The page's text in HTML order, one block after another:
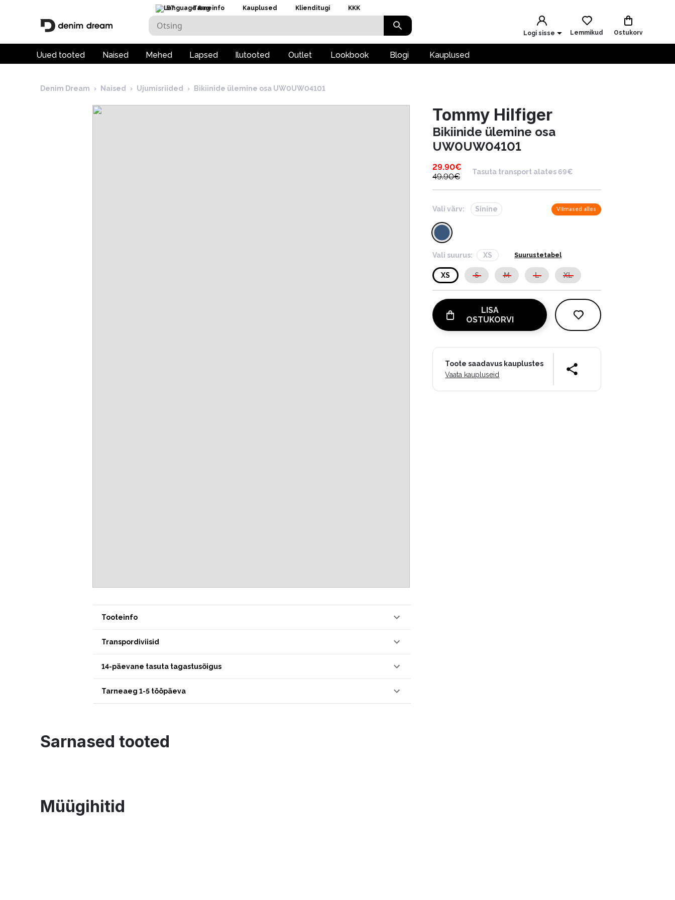
ET Tarneinfo Kauplused Klienditugi KKK
Logi sisse Lemmikud Ostukorv
Uued tooted Naised Mehed Lapsed Ilutooted Outlet Lookbook Blogi Kauplused
Denim Dream › Naised › Ujumisriided › Bikiinide ülemine osa UW0UW04101
Tooteinfo
Transpordiviisid
14-päevane tasuta tagastusõigus
Tarneaeg 1-5 tööpäeva
Tommy Hilfiger
Bikiinide ülemine osa
UW0UW04101
29.90€
49.90€
Tasuta transport alates 69€
Vali värv: Sinine Viimased alles
Vali suurus: XS Suurustetabel
XS S M L XL
LISA
OSTUKORVI
Toote saadavus kauplustes
Vaata kaupluseid
Sarnased tooted
Müügihitid